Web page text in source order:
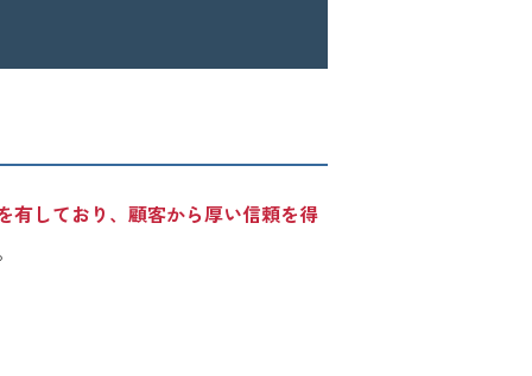
有しており、顧客から厚い信頼を得